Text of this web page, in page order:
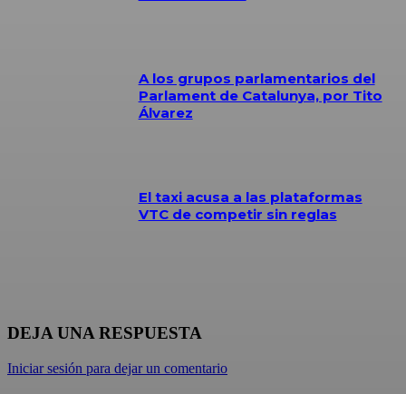
A los grupos parlamentarios del
Parlament de Catalunya, por Tito
Álvarez
El taxi acusa a las plataformas
VTC de competir sin reglas
DEJA UNA RESPUESTA
Iniciar sesión para dejar un comentario